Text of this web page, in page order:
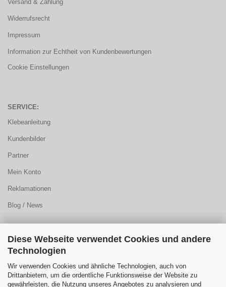
Diese Webseite verwendet Cookies und andere
Technologien
Wir verwenden Cookies und ähnliche Technologien, auch von
Drittanbietern, um die ordentliche Funktionsweise der Website zu
gewährleisten, die Nutzung unseres Angebotes zu analysieren und
Versand & Zahlung
Widerrufsrecht
Impressum
Information zur Echtheit von Kundenbewertungen
Cookie Einstellungen
SERVICE:
Klebeanleitung
Kundenbilder
Partner
Mein Konto
Reklamationen
Blog / News
FAQ